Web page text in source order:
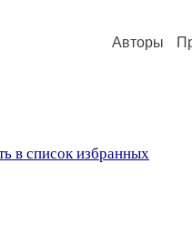
Авторы
в список избранных